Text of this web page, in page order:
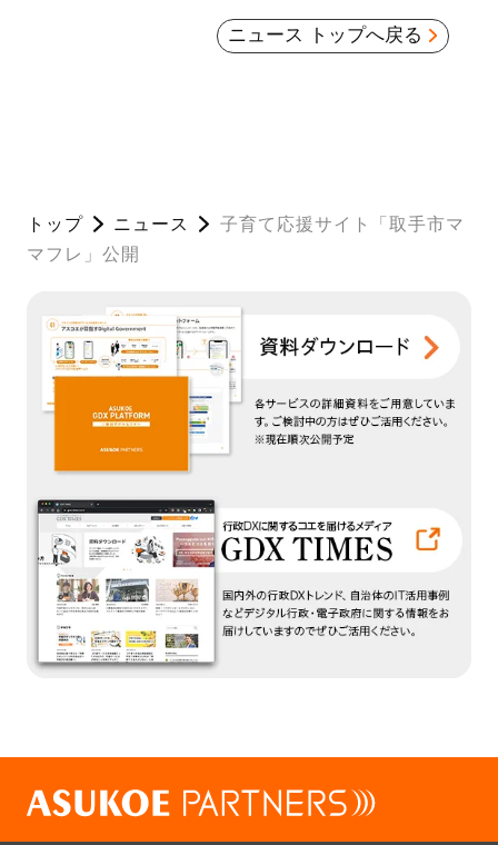
ニュース トップへ戻る
トップ ニュース
子育て応援サイト「取手市マ
マフレ」公開